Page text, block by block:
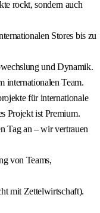
rockt, sondern auch
Stores bis zu
und Dynamik.
internationalen Team.
für internationale
Projekt ist Premium.
Tag an – wir vertrauen
von Teams,
mit Zettelwirtschaft).